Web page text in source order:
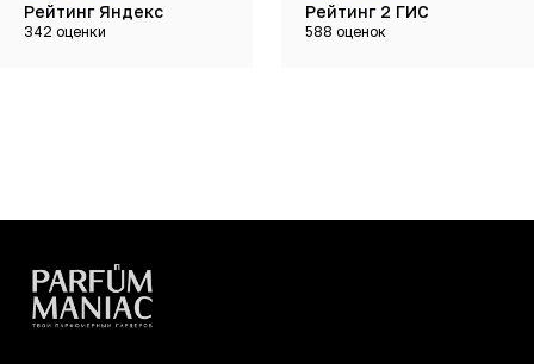
Рейтинг Яндекс
342 оценки
Рейтинг 2 ГИС
588 оценок